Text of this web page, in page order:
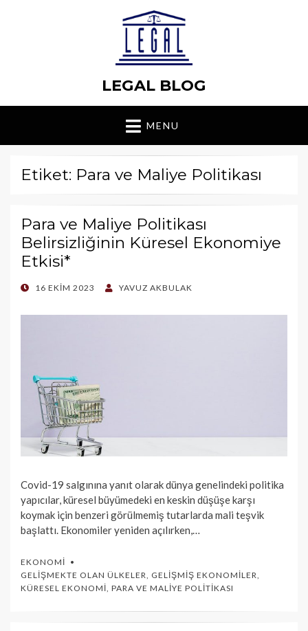
LEGAL BLOG
MENU
Etiket: Para ve Maliye Politikası
Para ve Maliye Politikası
Belirsizliğinin Küresel Ekonomiye
Etkisi*
POSTED
16 EKIM 2023 YAVUZ AKBULAK
Covid-19 salgınına yanıt olarak dünya genelindeki politika
yapıcılar, küresel büyümedeki en keskin düşüşe karşı
koymak için benzeri görülmemiş tutarlarda mali teşvik
başlattı. Ekonomiler yeniden açılırken,…
EKONOMI
GELIŞMEKTE OLAN ÜLKELER, GELIŞMIŞ EKONOMILER,
KÜRESEL EKONOMI, PARA VE MALIYE POLITIKASI